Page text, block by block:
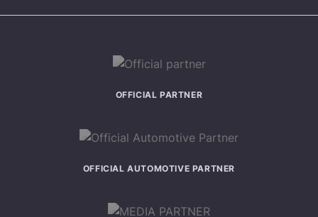
OFFICIAL PARTNER
OFFICIAL AUTOMOTIVE PARTNER